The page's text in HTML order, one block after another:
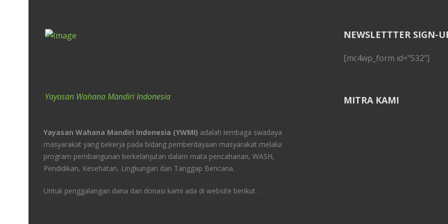
Yayasan Wahana Mandiri Indonesia
Yayasan Wahana Mandiri Indonesia (YWMI) adalah lembaga swadaya
masyarakat yang bekerja pada bidang pemberdayaan masyarakat melalui
program pembangunan berkelanjutan dalam mata pencaharian, WASH,
Pendidikan, Kesehatan, Lingkungan dan Tanggap Bencana.
Untuk penggalangan dana dan donasi kami ada di website berikut :
NEWSLETTTER SIGN-
[mc4wp_form id="532"]
MITRA KAMI